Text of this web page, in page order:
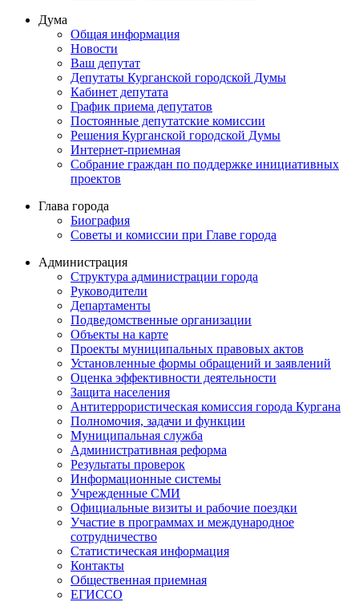
Дума
Общая информация
Новости
Ваш депутат
Депутаты Курганской городской Думы
Кабинет депутата
График приема депутатов
Постоянные депутатские комиссии
Решения Курганской городской Думы
Интернет-приемная
Собрание граждан по поддержке инициативных
проектов
Глава города
Биография
Советы и комиссии при Главе города
Администрация
Структура администрации города
Руководители
Департаменты
Подведомственные организации
Объекты на карте
Проекты муниципальных правовых актов
Установленные формы обращений и заявлений
Оценка эффективности деятельности
Защита населения
Антитеррористическая комиссия города Кургана
Полномочия, задачи и функции
Муниципальная служба
Административная реформа
Результаты проверок
Информационные системы
Учрежденные СМИ
Официальные визиты и рабочие поездки
Участие в программах и международное
сотрудничество
Статистическая информация
Контакты
Общественная приемная
ЕГИССО